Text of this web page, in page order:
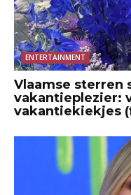
ENTERTAINMENT
Vlaamse sterren
vakantieplezier:
vakantiekiekjes